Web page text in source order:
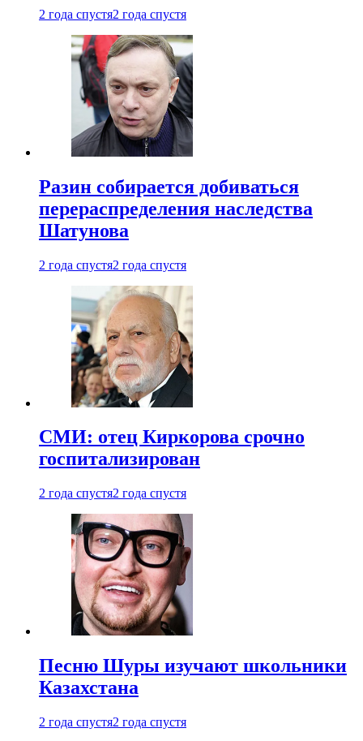
2 года спустя2 года спустя
Разин собирается добиваться
перераспределения наследства
Шатунова
2 года спустя2 года спустя
СМИ: отец Киркорова срочно
госпитализирован
2 года спустя2 года спустя
Песню Шуры изучают школьники
Казахстана
2 года спустя2 года спустя